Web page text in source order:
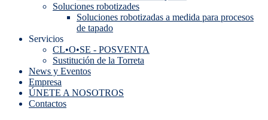
Soluciones robotizades
Soluciones robotizadas a medida para procesos
de tapado
Servicios
CL•O•SE - POSVENTA
Sustitución de la Torreta
News y Eventos
Empresa
ÚNETE A NOSOTROS
Contactos